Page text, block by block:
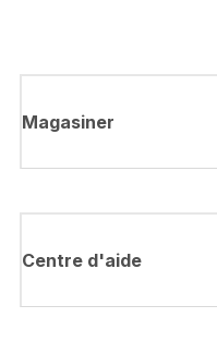
Magasiner
Centre d'aide